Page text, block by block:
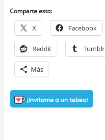
Comparte esto:
X Facebook
Reddit Tumblr
Más